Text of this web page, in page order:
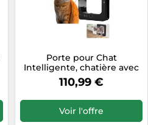
Porte pour Chat
Intelligente, chatière avec
Puce électronique, avec 2
Colliers de détection et 1
d'ouverture : 7.7 * 8.3 in,
chatière à Puce
110,99 €
Voir l'offre